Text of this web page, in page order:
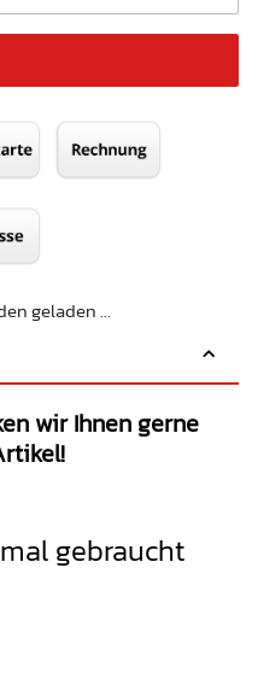
geladen ...
wir Ihnen gerne
gebraucht